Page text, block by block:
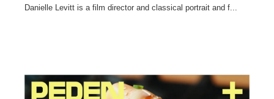
Danielle Levitt is a film director and classical portrait and f...